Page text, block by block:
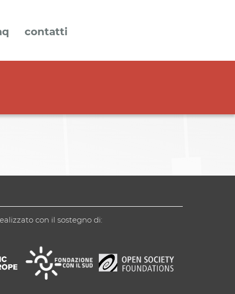
contatti
con il sostegno di: